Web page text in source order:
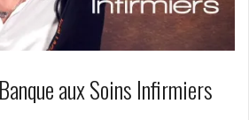
aux Soins Infirmiers